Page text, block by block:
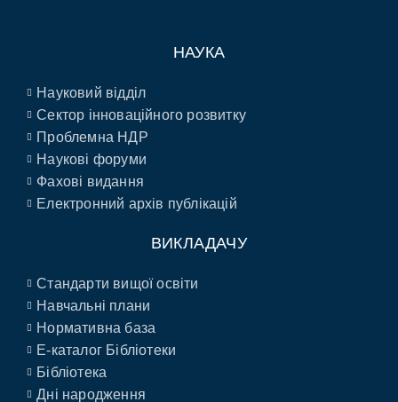
НАУКА
Науковий відділ
Сектор інноваційного розвитку
Проблемна НДР
Наукові форуми
Фахові видання
Електронний архів публікацій
ВИКЛАДАЧУ
Стандарти вищої освіти
Навчальні плани
Нормативна база
E-каталог Бібліотеки
Бібліотека
Дні народження